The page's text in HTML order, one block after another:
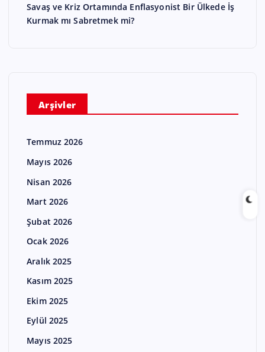
Savaş ve Kriz Ortamında Enflasyonist Bir Ülkede İş
Kurmak mı Sabretmek mi?
Arşivler
Temmuz 2026
Mayıs 2026
Nisan 2026
Mart 2026
Şubat 2026
Ocak 2026
Aralık 2025
Kasım 2025
Ekim 2025
Eylül 2025
Mayıs 2025